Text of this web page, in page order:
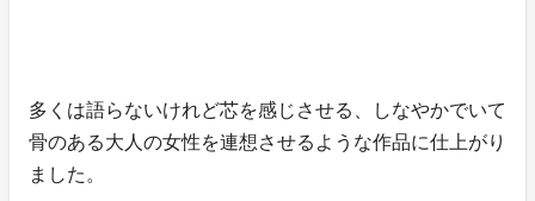
多くは語らないけれど芯を感じさせる、しなやかでいて
骨のある大人の女性を連想させるような作品に仕上がり
ました。